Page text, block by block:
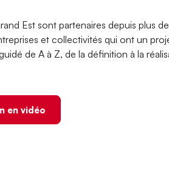
Est sont partenaires depuis plus
et collectivités qui ont un
de A à Z, de la définition à la
en vidéo